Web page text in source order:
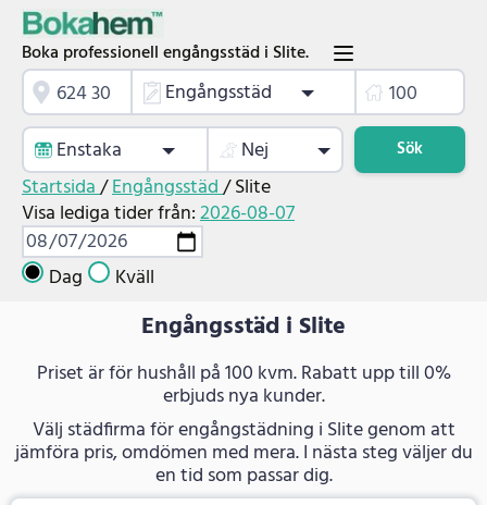
Boka professionell engångsstäd i Slite.
Engångsstäd
Enstaka
Nej Sök
Startsida/Engångsstäd/Slite
Visa lediga tider från:2026-08-07
Dag Kväll
Engångsstäd i Slite
Priset är för hushåll på 100 kvm. Rabatt upp till 0%
erbjuds nya kunder.
Välj städfirma för engångstädning i Slite genom att
jämföra pris, omdömen med mera. I nästa steg väljer du
en tid som passar dig.